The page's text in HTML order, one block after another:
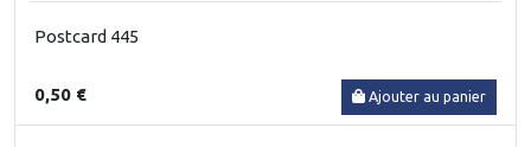
Postcard 445
0,50 € Ajouter au panier